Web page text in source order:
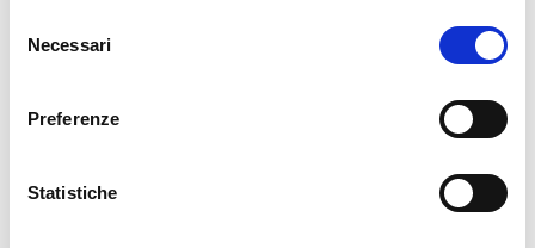
delNecessari
Preferenze
Statistiche Il Casante in visita a Rio Grande